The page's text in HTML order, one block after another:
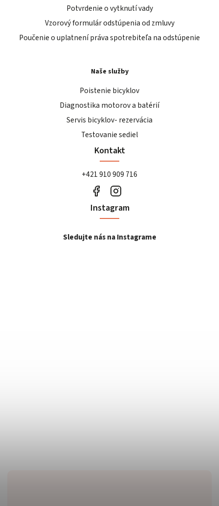
Potvrdenie o vytknutí vady
Vzorový formulár odstúpenia od zmluvy
Poučenie o uplatnení práva spotrebiteľa na odstúpenie
Naše služby
Poistenie bicyklov
Diagnostika motorov a batérií
Servis bicyklov- rezervácia
Testovanie sediel
Kontakt
+421 910 909 716
Instagram
Sledujte nás na Instagrame